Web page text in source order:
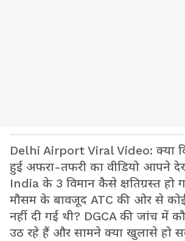
Delhi Airport Viral Video: क्या
हुई अफरा-तफरी का वीडियो आपने
India के 3 विमान कैसे क्षतिग्रस्त हो
मौसम के बावजूद ATC की ओर से
नहीं दी गई थी? DGCA की जांच में
उठ रहे हैं और सामने क्या खुलासे हो